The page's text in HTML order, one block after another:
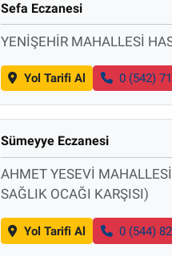
Sefa Eczanesi
YENİŞEHİR MAHALLESİ
Yol Tarifi Al 0 (542)
Sümeyye Eczanesi
AHMET YESEVİ
SAĞLIK OCAĞI KARŞISI)
Yol Tarifi Al 0 (544)